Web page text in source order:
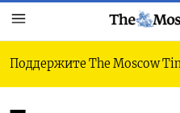
Поддержите The Moscow